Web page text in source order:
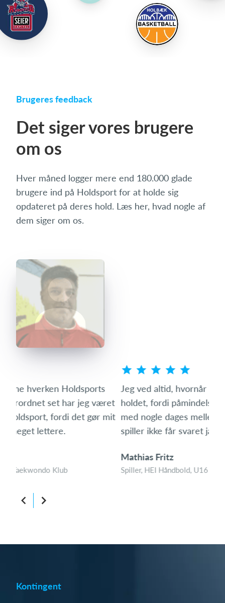
Brugeres feedback
Det siger vores brugere
om os
Hver måned logger mere end 180.000 glade
brugere ind på Holdsport for at holde sig
opdateret på deres hold. Læs her, hvad nogle af
dem siger om os.
Jeg ved altid, hvornår vi har en aktivitet på
holdet, fordi påmindelserne bliver sendt ud igen
med nogle dages mellemrum, hvis man som
spiller ikke får svaret ja eller nej til aktiviteten.
Spiller, HEI Håndbold, U16 Drenge
Kontingent